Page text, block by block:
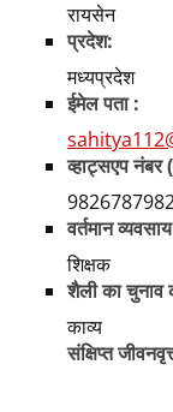
रायसेन
प्रदेश:
मध्यप्रदेश
ईमेल पता :
व्हाट्सएप नंबर
वर्तमान
शिक्षक
शैली का चुनाव
काव्य
संक्षिप्त